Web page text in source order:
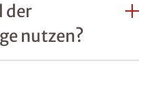
der
nutzen?